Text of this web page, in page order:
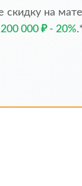
скидку на
000 ₽ - 20%